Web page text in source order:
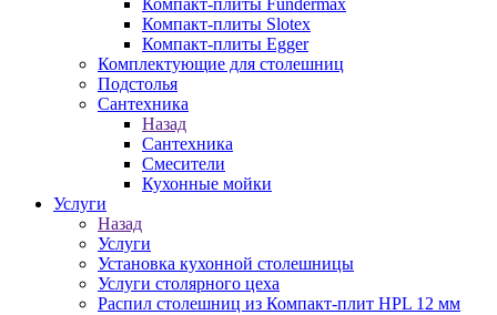
Компакт-плиты Fundermax
Компакт-плиты Slotex
Компакт-плиты Egger
Комплектующие для столешниц
Подстолья
Сантехника
Назад
Сантехника
Смесители
Кухонные мойки
Услуги
Назад
Услуги
Установка кухонной столешницы
Услуги столярного цеха
Распил столешниц из Компакт-плит HPL 12 мм